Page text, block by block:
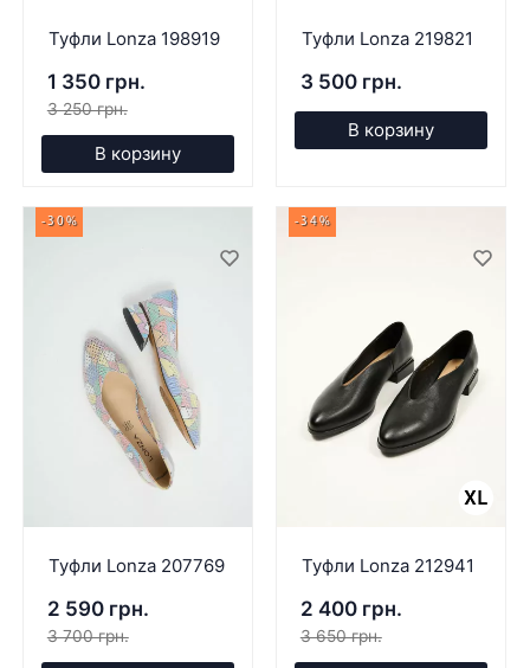
Туфли Lonza 198919
1 350 грн.
3 250 грн.
В корзину
Туфли Lonza 219821
3 500 грн.
В корзину
-30%
Туфли Lonza 207769
2 590 грн.
3 700 грн.
-34%
Туфли Lonza 212941
2 400 грн.
3 650 грн.